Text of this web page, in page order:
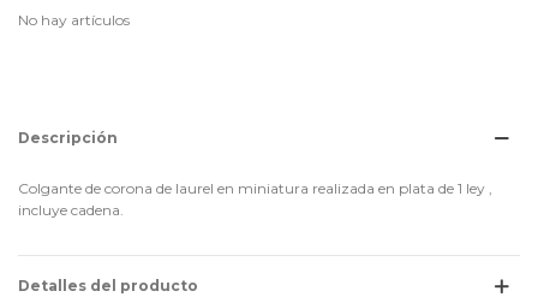
No hay artículos
Descripción
Colgante de corona de laurel en miniatura realizada en plata de 1 ley ,
incluye cadena.
Detalles del producto